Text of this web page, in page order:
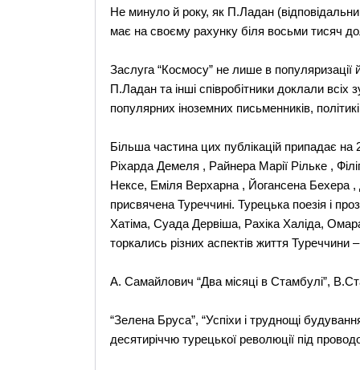
Не минуло й року, як П.Ладан
має на своєму рахунку біля восьми тисяч
Заслуга “Космосу” не лише в
П.Ладан та інші співробітники доклали всіх
популярних іноземних письменників,
Більша частина цих публікацій припадає
Ріхарда Демеля , Райнера Марії Рільке ,
Нексе, Еміля Верхарна , Йогансена Бехера
присвячена Туреччині. Турецька поезія і
Хатіма, Суада Дервіша, Рахіка Халіда,
торкались різних аспектів життя Туреччини
А. Самайлович “Два місяці в Стамбулі”,
“Зелена Бруса”, “Успіхи і труднощі
десятиріччю турецької революції під